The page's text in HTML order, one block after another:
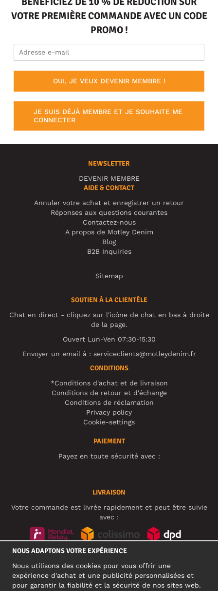
VOTRE PREMIÈRE COMMANDE AVEC UN CODE
PROMO !
OUI, JE VEUX DEVENIR MEMBRE !
JE SUIS DÉJÀ MEMBRE ET JE SOUHAITE ME
CONNECTER
NEWSLETTER
DEVENIR MEMBRE
AIDE & CONTACT
Annuler votre achat et enregistrer un retour
Réponses aux questions courantes
Contactez-nous
A propos de Motley Denim
Blog
B2B Inquiries
Sitemap
SOUTIEN À LA CLIENTÈLE
Chat en direct - cliquez sur l'icône de chat en bas à droite
de la page.
Ouvert Lun-Ven 07:30-15:30
Envoyer un email à : serviceclients@motleydenim.fr
CONDITIONS
*Conditions d'achat et de livraison
Conditions de retour et d'échange
Conditions de réclamation
Privacy policy
Cookie-settings
PAIEMENT
Payez en toute sécurité avec :
LIVRAISON
Votre commande est livrée rapidement et peut être suivie
avec :
NOUS ADAPTONS VOTRE EXPÉRIENCE
Nous utilisons des cookies pour vous offrir une
expérience d'achat et une publicité personnalisées et
pour garantir la fiabilité et la sécurité de nos sites web.